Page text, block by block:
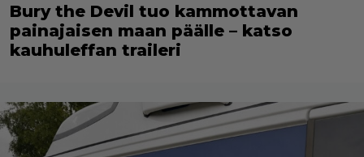
Bury the Devil tuo kammottavan
painajaisen maan päälle – katso
kauhuleffan traileri